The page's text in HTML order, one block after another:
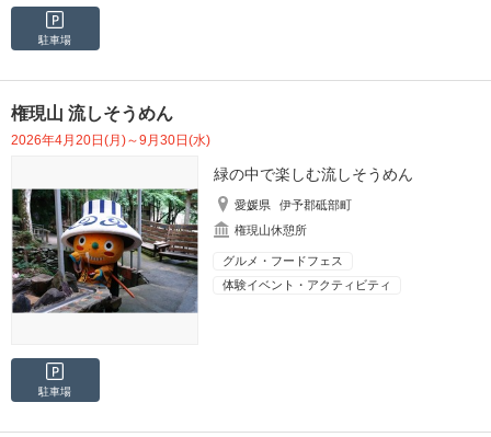
駐車場
権現山 流しそうめん
2026年4月20日(月)～9月30日(水)
緑の中で楽しむ流しそうめん
愛媛県
伊予郡砥部町
権現山休憩所
グルメ・フードフェス
体験イベント・アクティビティ
駐車場